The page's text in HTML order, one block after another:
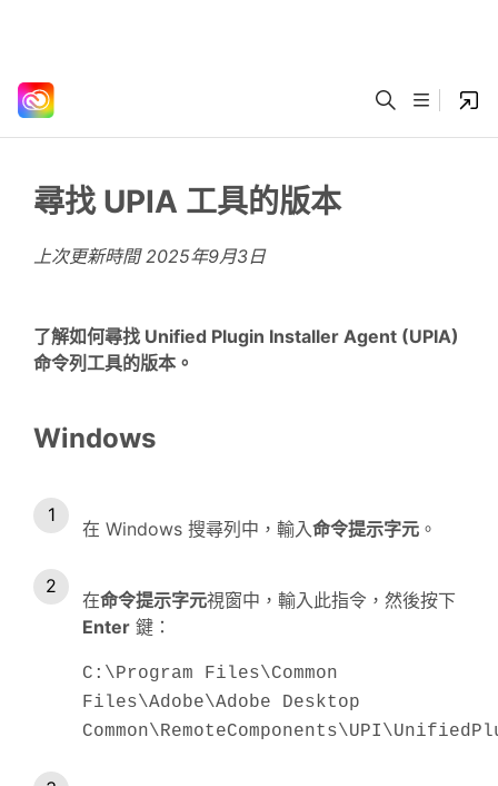
尋找 UPIA 工具的版本
上次更新時間2025年9月3日
了解如何尋找 Unified Plugin Installer Agent (UPIA)
命令列工具的版本。
Windows
在 Windows 搜尋列中，輸入命令提示字元 。
在命令提示字元視窗中，輸入此指令，然後按下
Enter 鍵：
C:\Program Files\Common
Files\Adobe\Adobe Desktop